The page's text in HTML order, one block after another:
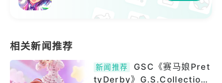
新闻推荐
GSC《赛马娘Pret
tyDerby》G.S.Collection